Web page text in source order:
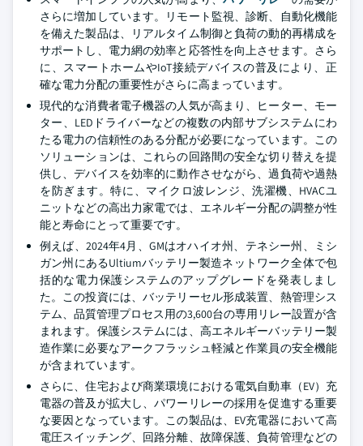
さらに増加しています。リモート監視、診断、自動化機能
を備えた製品は、リアルタイム制御と負荷の動的再構成を
サポートし、電力網の効率と応答性を向上させます。さら
に、スマートホームやIoT接続デバイスの普及により、正
確な電力分配の重要性がさらに高まっています。
現代的な消費者電子機器の人気が高まり、ヒーター、モー
ター、LEDドライバーなどの複数の内部サブシステムにわ
たる電力の信頼性のある分配が必要になっています。この
ソリューションは、これらの回路間の安全な切り替えを提
供し、デバイスを効率的に動作させながら、過負荷や過熱
を防ぎます。特に、マイクロ波レンジ、洗濯機、HVACユ
ニットなどの高出力家電では、エネルギー分配の調整が性
能と寿命にとって重要です。
例えば、2024年4月、GMはオハイオ州、テネシー州、ミシ
ガン州にあるUltiumバッテリー製造ネットワーク全体で包
括的な電力保護システムのアップグレードを発表しまし
た。この投資には、バッテリーセル形成装置、熱管理シス
テム、品質管理プロセス用の3,600台の専用リレー設置が含
まれます。保護システムには、高エネルギーバッテリー製
造作業に必要なアークフラッシュ軽減と作業員の安全機能
が含まれています。
さらに、住宅および商業環境における電気自動車（EV）充
電器の普及が拡大し、パワーリレーの採用を促進する重要
な要因となっています。この製品は、EV充電器において高
電圧スイッチング、回路分離、故障保護、負荷管理などの